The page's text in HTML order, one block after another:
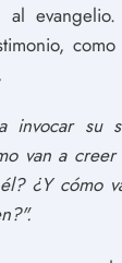
al
invocar su
van a
¿Y cómo